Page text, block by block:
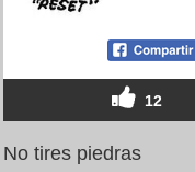
12
No tires piedras